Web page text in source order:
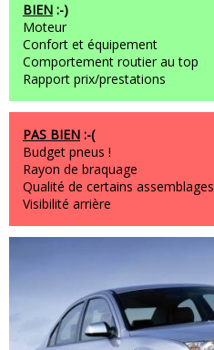
BIEN :-)
Moteur
Confort et équipement
Comportement routier au top
Rapport prix/prestations
PAS BIEN :-(
Budget pneus !
Rayon de braquage
Qualité de certains assemblages
Visibilité arrière